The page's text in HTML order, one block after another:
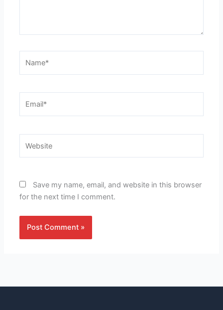
Save my name, email, and website in this browser
for the next time I comment.